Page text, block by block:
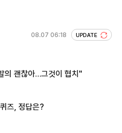
08.07 06:18 UPDATE
의 괜찮아…그것이 협치"
즈, 정답은?